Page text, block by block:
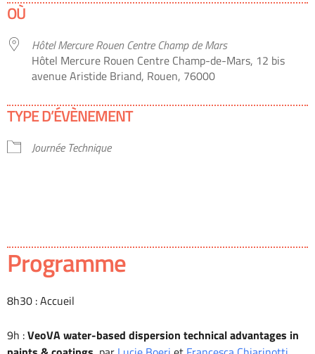
OÙ
Hôtel Mercure Rouen Centre Champ de Mars
Hôtel Mercure Rouen Centre Champ-de-Mars, 12 bis
avenue Aristide Briand, Rouen, 76000
TYPE D’ÉVÈNEMENT
Journée Technique
Programme
8h30 : Accueil
9h :VeoVA water-based dispersion technical advantages in